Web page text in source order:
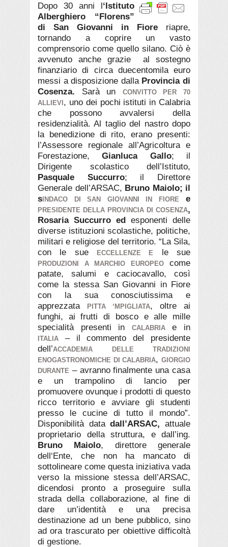
Dopo 30 anni l‘Istituto
Alberghiero “Florens”
di San Giovanni in Fiore riapre,
tornando a coprire un vasto
comprensorio come quello silano. Ciò è
avvenuto anche grazie al sostegno
finanziario di circa duecentomila euro
messi a disposizione dalla Provincia di
Cosenza. Sarà un
CONVITTO PER 70
ALLIEVI, uno dei pochi istituti in Calabria
che possono avvalersi della
residenzialità.Al taglio del nastro dopo
la benedizione di rito, erano presenti:
l’Assessore regionale all’Agricoltura e
Forestazione,Gianluca Gallo; il
Dirigente scolastico dell’Istituto,
Pasquale Succurro; il Direttore
Generale dell’ARSAC, Bruno Maiolo; il
sINDACO DI SAN GIOVANNI IN FIORE e
PRESIDENTE DELLA PROVINCIA DI COSENZA,
Rosaria Succurro ed esponenti delle
diverse istituzioni scolastiche, politiche,
militari e religiose del territorio. “La Sila,
con le sue
ECCELLENZE E le sue
PRODUZIONI A MARCHIO EUROPEOcome
patate, salumi e caciocavallo, così
come la stessa San Giovanni in Fiore
con la sua conosciutissima e
apprezzata
PITTA ‘MPIGLIATA, oltre ai
funghi, ai frutti di bosco e alle mille
specialità presenti in
CALABRIAe in
ITALIA
– il commento del presidente
dell’ACCADEMIA DELLE TRADIZIONI
ENOGASTRONOMICHE DI CALABRIA,GIORGIO
DURANTE – avranno finalmente una casa
e un trampolino di lancio per
promuovere ovunque i prodotti di questo
ricco territorio e avviare gli studenti
presso le cucine di tutto il mondo”.
Disponibilità datadall’ARSAC,attuale
proprietario della struttura, e dall’ing.
Bruno Maiolo, direttore generale
dell‘Ente, che non ha mancato di
sottolineare come questa iniziativa vada
verso la missione stessa dell’ARSAC,
dicendosi pronto a proseguire sulla
strada della collaborazione, al fine di
dare un’identità e una precisa
destinazione ad un bene pubblico, sino
ad ora trascurato per obiettive difficoltà
di gestione.